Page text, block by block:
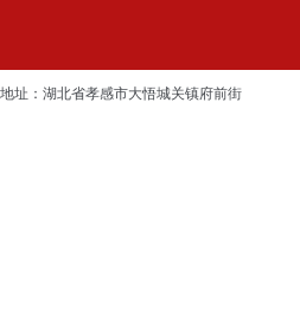
地址：湖北省孝感市大悟城关镇府前街